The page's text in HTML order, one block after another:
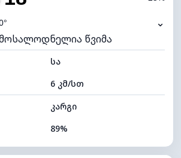
10 კმ
0 (ბნელი)
5920 მ
⌄
წვიმა
სა
6 კმ/სთ
კარგი
89%